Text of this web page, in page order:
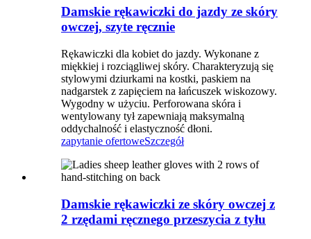
Damskie rękawiczki do jazdy ze skóry
owczej, szyte ręcznie
Rękawiczki dla kobiet do jazdy. Wykonane z
miękkiej i rozciągliwej skóry. Charakteryzują się
stylowymi dziurkami na kostki, paskiem na
nadgarstek z zapięciem na łańcuszek wiskozowy.
Wygodny w użyciu. Perforowana skóra i
wentylowany tył zapewniają maksymalną
oddychalność i elastyczność dłoni.
zapytanie ofertoweSzczegół
Damskie rękawiczki ze skóry owczej z
2 rzędami ręcznego przeszycia z tyłu